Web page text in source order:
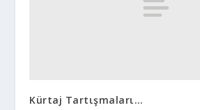
Kürtaj Tartιşmalarι…